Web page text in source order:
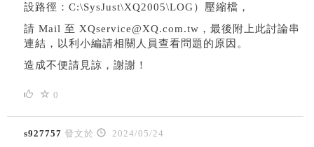
設路徑：C:\SysJust\XQ2005\LOG）壓縮檔，
請 Mail 至 XQservice@XQ.com.tw，最後附上此討論串
連結，以利小編請相關人員查看問題的原因。
造成不便請見諒，謝謝！
0
s927757 發文於 2024/05/24